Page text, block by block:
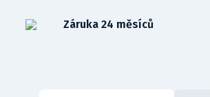
Záruka 24 měsíců